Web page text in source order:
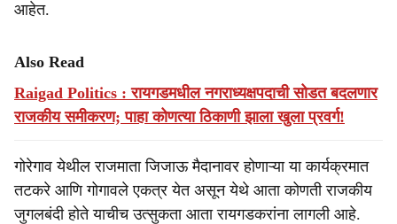
आहेत.
Also Read
Raigad Politics : रायगडमधील नगराध्यक्षपदाची सोडत बदलणार
राजकीय समीकरण; पाहा कोणत्या ठिकाणी झाला खुला प्रवर्ग!
गोरेगाव येथील राजमाता जिजाऊ मैदानावर होणाऱ्या या कार्यक्रमात
तटकरे आणि गोगावले एकत्र येत असून येथे आता कोणती राजकीय
जुगलबंदी होते याचीच उत्सुकता आता रायगडकरांना लागली आहे.